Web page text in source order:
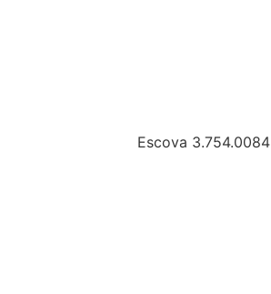
Escova 3.754.0084